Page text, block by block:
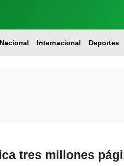
Nacional Internacional Deportes
tres millones